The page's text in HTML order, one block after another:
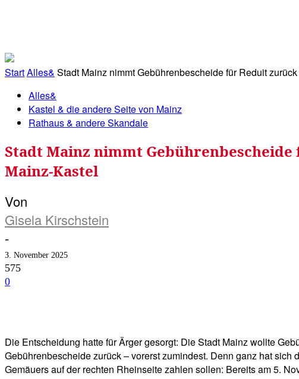
StartAlles& Stadt Mainz nimmt Gebührenbescheide für Reduit
Alles&
Kastel & die andere Seite von Mainz
Rathaus & andere Skandale
Stadt Mainz nimmt
Mainz-Kastel
Von
Gisela Kirschstein
-
3. November 2025
575
0
Die Entscheidung hatte für Ärger gesorgt: Die Stadt Mainz wollte
Gebührenbescheide zurück – vorerst zumindest. Denn ganz hat
Gemäuers auf der rechten Rheinseite zahlen sollen: Bereits am 5.